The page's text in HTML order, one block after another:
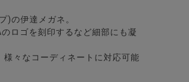
)の伊達メガネ。
ロゴを刻印するなど細部にも凝
々なコーディネートに対応可能